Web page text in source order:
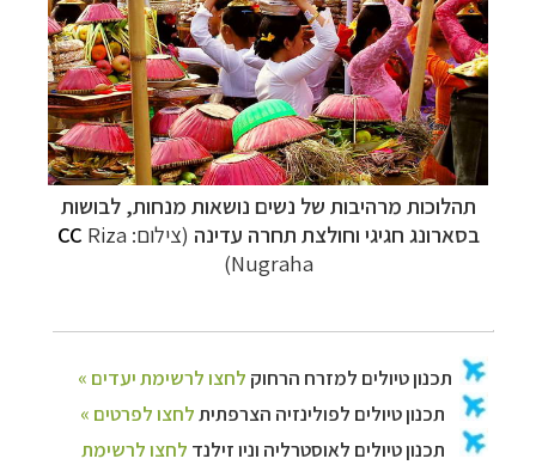
תהלוכות מרהיבות של נשים נושאות מנחות, לבושות
בסארונג חגיגי וחולצת תחרה עדינה (צילום: CC Riza
Nugraha)